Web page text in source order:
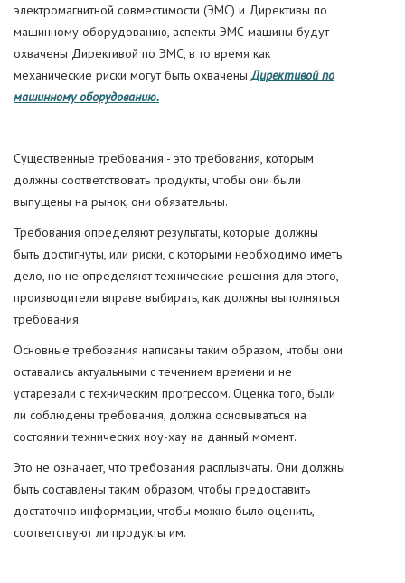
электромагнитной совместимости (ЭМС) и Директивы по
машинному оборудованию, аспекты ЭМС машины будут
охвачены Директивой по ЭМС, в то время как
механические риски могут быть охваченыДирективой по
машинному оборудованию.
Существенные требования - это требования, которым
должны соответствовать продукты, чтобы они были
выпущены на рынок, они обязательны.
Требования определяют результаты, которые должны
быть достигнуты, или риски, с которыми необходимо иметь
дело, но не определяют технические решения для этого,
производители вправе выбирать, как должны выполняться
требования.
Основные требования написаны таким образом, чтобы они
оставались актуальными с течением времени и не
устаревали с техническим прогрессом. Оценка того, были
ли соблюдены требования, должна основываться на
состоянии технических ноу-хау на данный момент.
Это не означает, что требования расплывчаты. Они должны
быть составлены таким образом, чтобы предоставить
достаточно информации, чтобы можно было оценить,
соответствуют ли продукты им.